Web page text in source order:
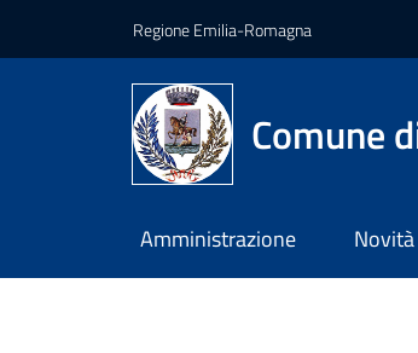
Regione Emilia-Romagna
Comune
Amministrazione Novità